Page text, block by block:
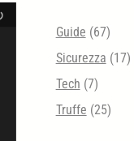
Guide (67)
Sicurezza (17)
Tech (7)
Truffe (25)